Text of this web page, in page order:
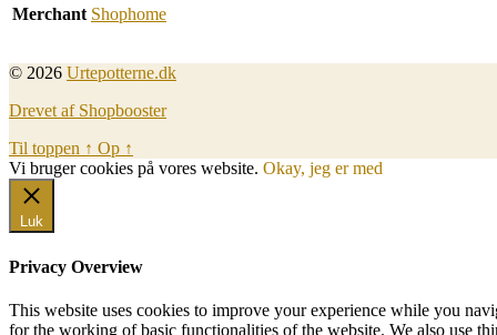
Merchant Shophome
© 2026 Urtepotterne.dk
Drevet af Shopbooster
Til toppen ↑ Op ↑
Vi bruger cookies på vores website. Okay, jeg er med
Luk
Privacy Overview
This website uses cookies to improve your experience while you
for the working of basic functionalities of the website. We also use